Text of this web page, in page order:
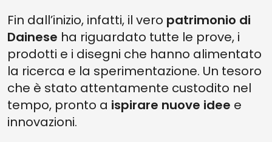
Fin dall’inizio, infatti, il vero patrimonio di
Dainese ha riguardato tutte le prove, i
prodotti e i disegni che hanno alimentato
la ricerca e la sperimentazione. Un tesoro
che è stato attentamente custodito nel
tempo, pronto a ispirare nuove idee e
innovazioni.